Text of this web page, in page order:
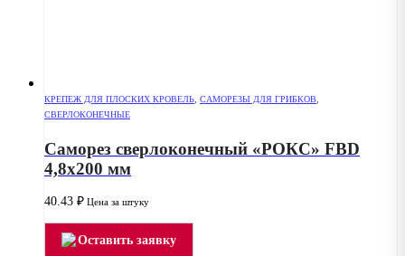
КРЕПЕЖ ДЛЯ ПЛОСКИХ КРОВЕЛЬ САМОРЕЗЫ ДЛЯ ГРИБКОВ
СВЕРЛОКОНЕЧНЫЕ
Саморез сверлоконечный «РОКС» FBD
4,8х200 мм
40.43 ₽ Цена за штуку
Оставить заявку